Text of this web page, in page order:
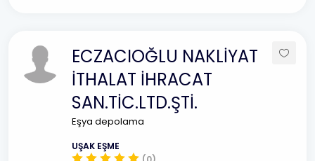
ECZACIOĞLU NAKLİYAT
İTHALAT İHRACAT
SAN.TİC.LTD.ŞTİ.
Eşya depolama
UŞAK EŞME